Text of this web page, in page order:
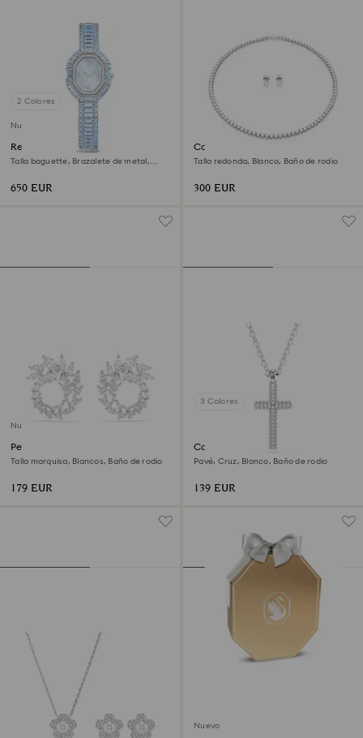
2 Colores
Nuevo
Reloj Matrix octagon
Talla baguette, Brazalete de metal,
650 EUR
Conjunto Matrix Tennis
Talla redonda, Blanco, Baño de rodio
300 EUR
Nuevo
Pendientes de aro Mesmera
Talla marquisa, Blancos, Baño de rodio
179 EUR
3 Colores
Colgante Insigne
Pavé, Cruz, Blanco, Baño de rodio
139 EUR
Nuevo